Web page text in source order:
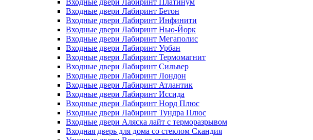
Входные двери Лабиринт Платинум
Входные двери Лабиринт Бетон
Входные двери Лабиринт Инфинити
Входные двери Лабиринт Нью-Йорк
Входные двери Лабиринт Мегаполис
Входные двери Лабиринт Урбан
Входные двери Лабиринт Термомагнит
Входные двери Лабиринт Сильвер
Входные двери Лабиринт Лондон
Входные двери Лабиринт Атлантик
Входные двери Лабиринт Иссида
Входные двери Лабиринт Норд Плюс
Входные двери Лабиринт Тундра Плюс
Входные двери Аляска лайт с терморазрывом
Входная дверь для дома со стеклом Скандия